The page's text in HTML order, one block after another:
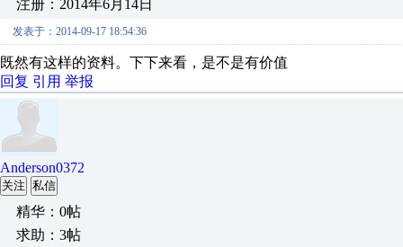
注册：2014年6月14日
发表于：2014-09-17 18:54:36
既然有这样的资料。下下来看，是不是有价值
回复 引用 举报
Anderson0372
关注 私信
精华：0帖
求助：3帖